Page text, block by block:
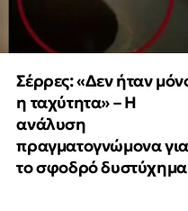
Σέρρες: «Δεν ήταν
η ταχύτητα» – Η
ανάλυση
πραγματογνώμονα για
το σφοδρό δυστύχημα